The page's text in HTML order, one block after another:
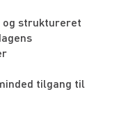
og struktureret
tilgang til